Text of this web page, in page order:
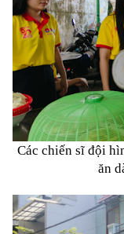
Các chiến sĩ đội
ăn